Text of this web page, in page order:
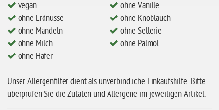
ohne Reis
ohne Mais
ohne Senf
ohne Sesam
ohne Lupinen
ohne Guarkernmehl
vegan
ohne Erdnüsse
ohne Mandeln
ohne Milch
ohne Hafer
ohne Vanille
ohne Knoblauch
ohne Sellerie
ohne Palmöl
Unser Allergenfilter dient als unverbindliche Einkaufshilfe. Bitte
überprüfen Sie die Zutaten und Allergene im jeweiligen Artikel.